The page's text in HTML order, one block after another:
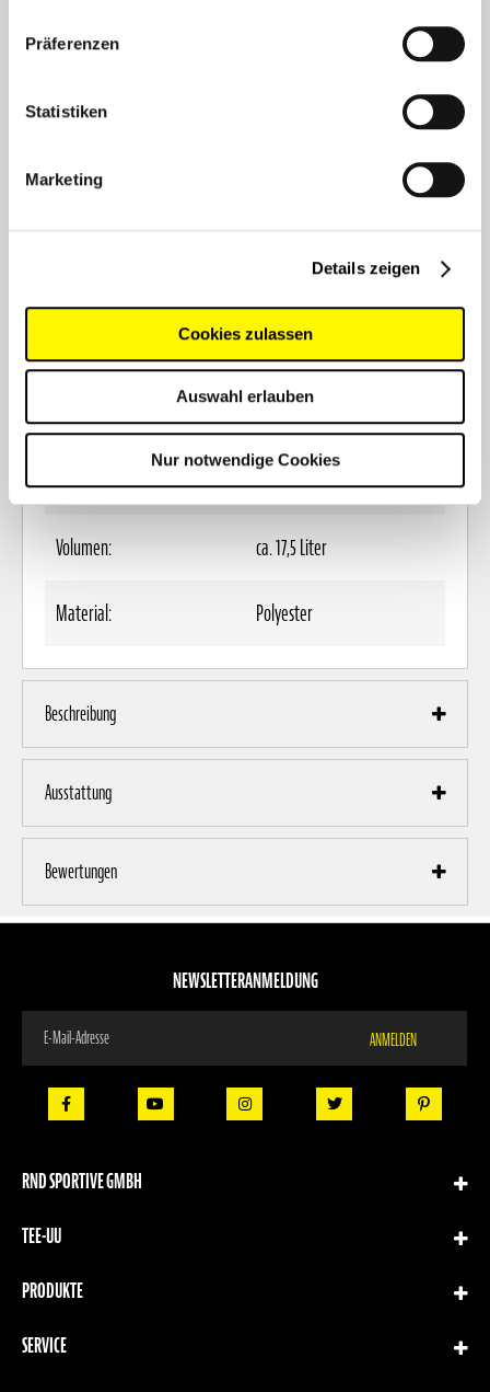
Präferenzen
Statistiken
Marketing
Details zeigen
Cookies zulassen
Auswahl erlauben
Nur notwendige Cookies
grau bitone
Gewicht: ca. 750 g
Abmessungen (B x H x T): 34,5 x 25,5 x 20 cm
Volumen: ca. 17,5 Liter
Material: Polyester
Beschreibung
Ausstattung
Bewertungen
NEWSLETTERANMELDUNG
sich
Newsletter
ANMELDEN
RND SPORTIVE GMBH
TEE-UU
PRODUKTE
SERVICE